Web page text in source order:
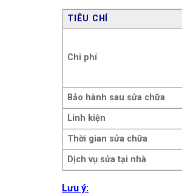
TIÊU CHÍ
Chi phí
Bảo hành sau sửa chữa
Linh kiện
Thời gian sửa chữa
Dịch vụ sửa tại nhà
Lưu ý: